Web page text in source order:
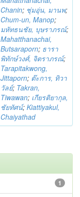
Chanin; ชุ่มอุ่น, มานพ;
Chum-un, Manop;
มหัทธนชัย, บุษราภรณ์;
Mahatthanachai,
Butsaraporn; ธารา
พิทักษ์วงศ์, จิตราภรณ์;
Tarapitakwong,
Jittaporn; ต๊ะการ, ทิวา
วัลย์; Takran,
Tiwawan; เกียรติยากุล,
ชัยทัศน์; Kiattiyakul,
Chaiyathad
1